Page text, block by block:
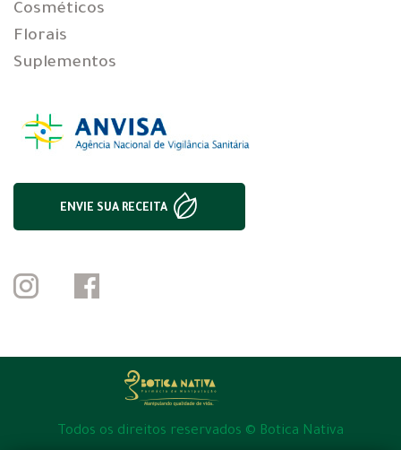
Cosméticos
Florais
Suplementos
ENVIE SUA RECEITA
Todos os direitos reservados © Botica Nativa